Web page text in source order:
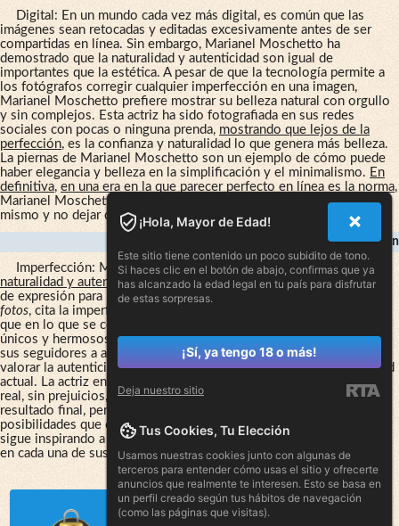
Digital: En un mundo cada vez más digital, es común que las
imágenes sean retocadas y editadas excesivamente antes de ser
compartidas en línea. Sin embargo, Marianel Moschetto ha
demostrado que la naturalidad y autenticidad son igual de
importantes que la estética. A pesar de que la tecnología permite a
los fotógrafos corregir cualquier imperfección en una imagen,
Marianel Moschetto prefiere mostrar su belleza natural con orgullo
y sin complejos. Esta actriz ha sido fotografiada en sus redes
sociales con pocas o ninguna prenda, mostrando que lejos de la
perfección, es la confianza y naturalidad lo que genera más belleza.
La piernas de Marianel Moschetto son un ejemplo de cómo puede
haber elegancia y belleza en la simplificación y el minimalismo. En
definitiva, en una era en la que parecer perfecto en línea es la norma,
Marianel Moschetto nos recuerda la importancia de ser fieles a uno
mismo y no dejar de lado la naturalidad.
Inspiración En La Imperfección
Imperfección: Marianel Moschetto,reconocida actriz por su
naturalidad y autenticidad, ha encontrado en la fotografía una forma
de expresión para mostrar la belleza de lo cotidiano.
fotos, cita la imperfección como fuente de inspiración, demostrando
que en lo que se considera "defectos" pueden encontrarse detalles
únicos y hermosos. A través de estas imágenes, Moschetto invita a
sus seguidores a apreciar la singularidad de cada ser humano y a
valorar la autenticidad sobre la perfección idealizada por la sociedad
actual. La actriz enfatiza la importancia de conectarse con la vida
real, sin prejuicios, y valora el proceso creativo por encima del
resultado final, permitiéndose experimentar y jugar con las
posibilidades que cada momento brinda. Así, Marianel Moschetto
sigue inspirando a sus seguidores con su naturalidad y autenticidad
en cada una de sus facetas.
¡Hola, Mayor de Edad!
Este sitio tiene contenido un poco subidito de tono.
Si haces clic en el botón de abajo, confirmas que ya
has alcanzado la edad legal en tu país para disfrutar
de estas sorpresas.
¡Sí, ya tengo 18 o más!
Deja nuestro sitio
Tus Cookies, Tu Elección
Usamos nuestras cookies junto con algunas de
terceros para entender cómo usas el sitio y ofrecerte
anuncios que realmente te interesen. Esto se basa en
un perfil creado según tus hábitos de navegación
(como las páginas que visitas).